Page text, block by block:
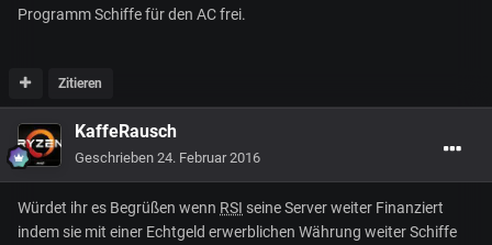
Programm Schiffe für den AC frei.
Zitieren
KaffeRausch
Geschrieben 24. Februar 2016
Würdet ihr es Begrüßen wenn RSI seine Server weiter Finanziert
indem sie mit einer Echtgeld erwerblichen Währung weiter Schiffe